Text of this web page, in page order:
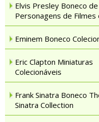
Elvis Presley Boneco de
Personagens de Filmes
Eminem Boneco
Eric Clapton Miniaturas
Colecionáveis
Frank Sinatra Boneco
Sinatra Collection